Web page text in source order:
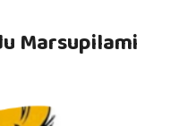
Marsupilami